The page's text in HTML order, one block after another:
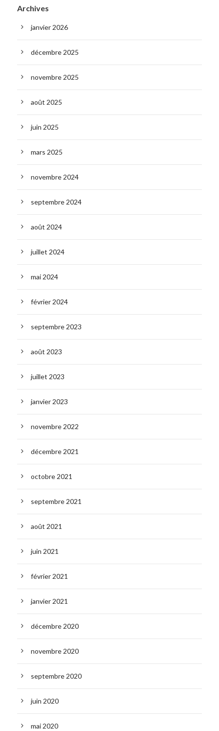
Archives
janvier 2026
décembre 2025
novembre 2025
août 2025
juin 2025
mars 2025
novembre 2024
septembre 2024
août 2024
juillet 2024
mai 2024
février 2024
septembre 2023
août 2023
juillet 2023
janvier 2023
novembre 2022
décembre 2021
octobre 2021
septembre 2021
août 2021
juin 2021
février 2021
janvier 2021
décembre 2020
novembre 2020
septembre 2020
juin 2020
mai 2020